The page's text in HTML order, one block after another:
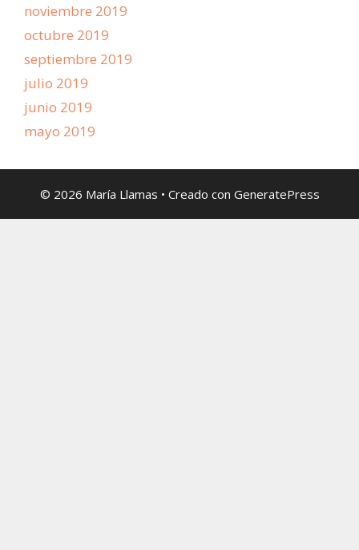
noviembre 2019
octubre 2019
septiembre 2019
julio 2019
junio 2019
mayo 2019
© 2026 María Llamas • Creado con GeneratePress